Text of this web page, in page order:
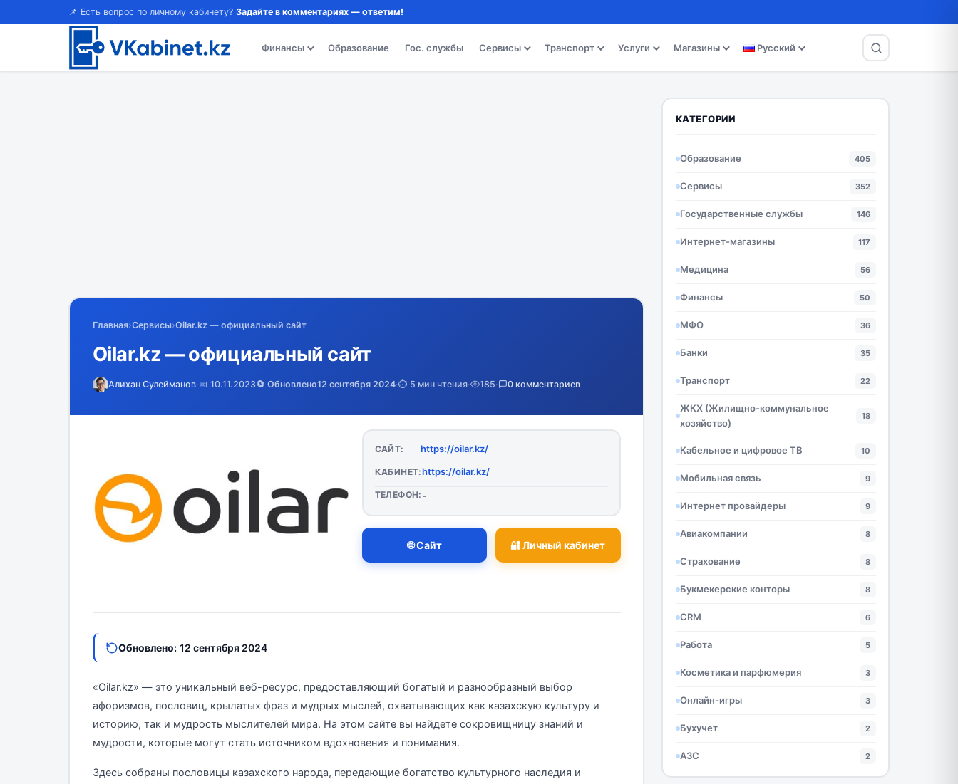
📌 Есть вопрос по личному кабинету? Задайте в комментариях — ответим!
Финансы Образование Гос. службы Сервисы Транспорт Услуги Магазины Русский
Главная›Сервисы›Oilar.kz — официальный сайт
Oilar.kz — официальный сайт
Алихан Сулейманов·📅 10.11.2023🔄 Обновлено12 сентября 2024·⏱️ 5 мин чтения· 185· 0 комментариев
САЙТ: https://oilar.kz/
КАБИНЕТ:https://oilar.kz/
ТЕЛЕФОН: -
🌐 Сайт 🔐 Личный кабинет
Обновлено: 12 сентября 2024
«Oilar.kz» — это уникальный веб-ресурс, предоставляющий богатый и разнообразный выбор
афоризмов, пословиц, крылатых фраз и мудрых мыслей, охватывающих как казахскую культуру и
историю, так и мудрость мыслителей мира. На этом сайте вы найдете сокровищницу знаний и
мудрости, которые могут стать источником вдохновения и понимания.
Здесь собраны пословицы казахского народа, передающие богатство культурного наследия и
КАТЕГОРИИ
Образование 405
Сервисы 352
Государственные службы 146
Интернет-магазины 117
Медицина 56
Финансы 50
МФО 36
Банки 35
Транспорт 22
ЖКХ (Жилищно-коммунальное
хозяйство)
18
Кабельное и цифровое ТВ 10
Мобильная связь 9
Интернет провайдеры 9
Авиакомпании 8
Страхование 8
Букмекерские конторы 8
CRM 6
Работа 5
Косметика и парфюмерия 3
Онлайн-игры 3
Бухучет 2
АЗС 2